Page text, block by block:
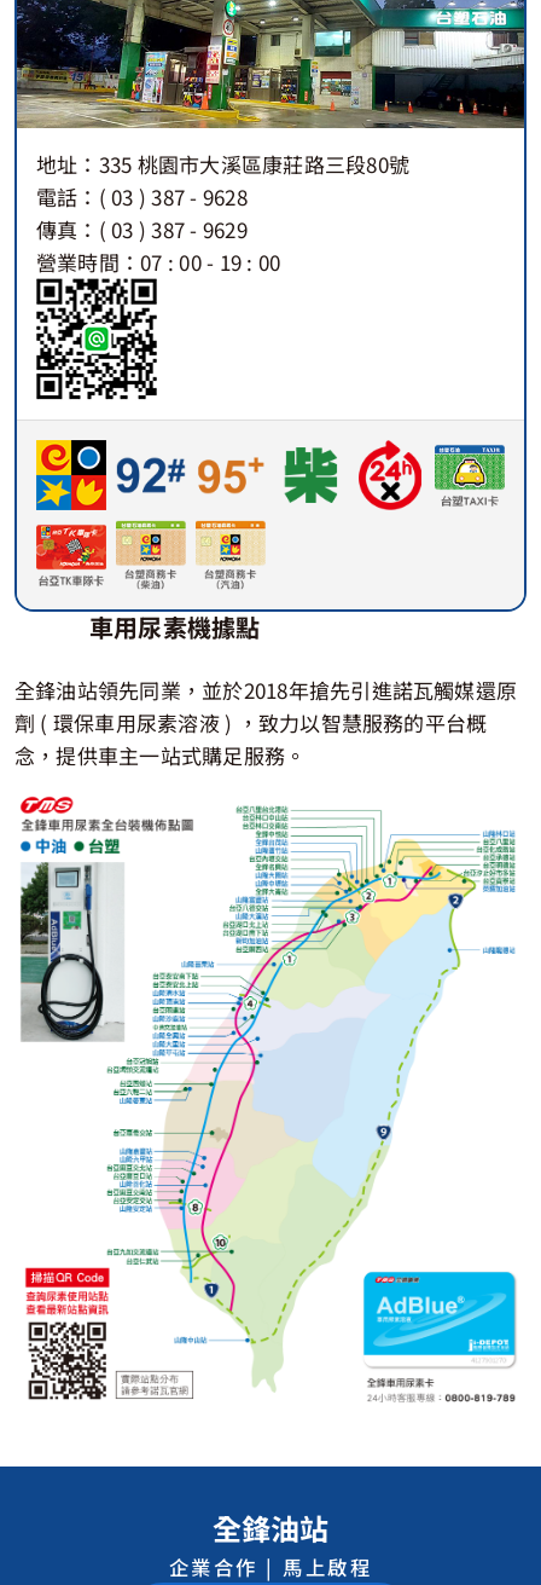
地址：335 桃園市大溪區康莊路三段80號
電話：( 03 ) 387 - 9628
傳真：( 03 ) 387 - 9629
營業時間：07 : 00 - 19 : 00
車用尿素機據點
全鋒油站領先同業，並於2018年搶先引進諾瓦觸媒還原
劑 ( 環保車用尿素溶液 ) ，致力以智慧服務的平台概
念，提供車主一站式購足服務。
全鋒油站
企業合作 | 馬上啟程